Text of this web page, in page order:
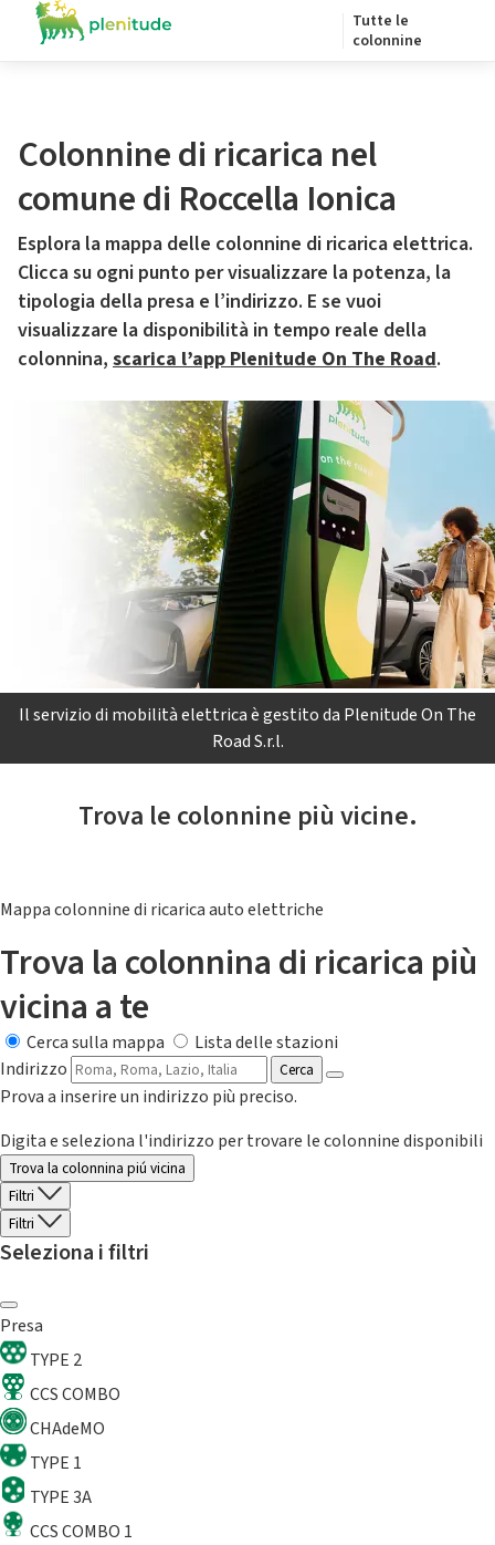
Tutte le
colonnine
Colonnine di ricarica nel
comune di Roccella Ionica
Esplora la mappa delle colonnine di ricarica elettrica.
Clicca su ogni punto per visualizzare la potenza, la
tipologia della presa e l’indirizzo. E se vuoi
visualizzare la disponibilità in tempo reale della
colonnina, scarica l’app Plenitude On The Road.
Il servizio di mobilità elettrica è gestito da Plenitude On The
Road S.r.l.
Trova le colonnine più vicine.
Mappa colonnine di ricarica auto elettriche
Trova la colonnina di ricarica più
vicina a te
Cerca sulla mappa
Lista delle stazioni
Indirizzo
Cerca
Prova a inserire un indirizzo più preciso.
Digita e seleziona l'indirizzo per trovare le colonnine disponibili
Trova la colonnina piú vicina
Filtri
Filtri
Seleziona i filtri
Presa
TYPE 2
CCS COMBO
CHAdeMO
TYPE 1
TYPE 3A
CCS COMBO 1